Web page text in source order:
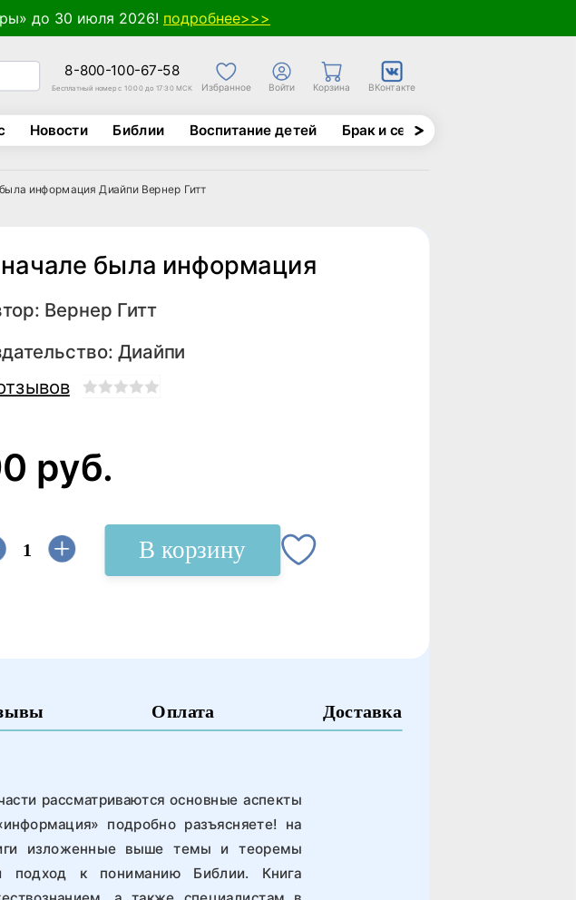
до 30 июля 2026! подробнее>>>
8-800-100-67-58
Бесплатный номер с 10:00 до 17:30 МСК Избранное Войти Корзина ВКонтакте
Новости Библии Воспитание детей Брак и семья
информация Диайпи Вернер Гитт
была информация
Вернер Гитт
Диайпи
руб.
В корзину
Оплата Доставка
рассматриваются основные аспекты
подробно разъясняете! на
изложенные выше темы и теоремы
подход к пониманию Библии. Книга